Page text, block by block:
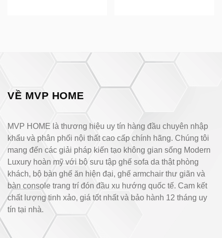
VỀ MVP HOME
MVP HOME là thương hiệu uy tín hàng đầu chuyên nhập
khẩu và phân phối nội thất cao cấp chính hãng. Chúng tôi
mang đến các giải pháp kiến tạo không gian sống Modern
Luxury hoàn mỹ với bộ sưu tập ghế sofa da thật phòng
khách, bộ bàn ghế ăn hiện đại, ghế armchair thư giãn và
bàn console trang trí đón đầu xu hướng quốc tế. Cam kết
chất lượng tinh xảo, giá tốt nhất và bảo hành 12 tháng uy
tín tại nhà.